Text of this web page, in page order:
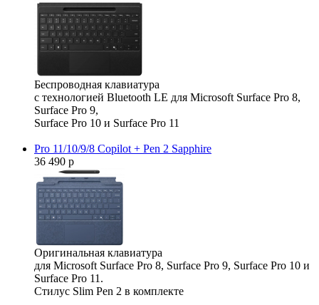
Беспроводная клавиатура
с технологией Bluetooth LE для Microsoft Surface Pro 8,
Surface Pro 9,
Surface Pro 10 и Surface Pro 11
Pro 11/10/9/8 Copilot + Pen 2 Sapphire
36 490 р
Оригинальная клавиатура
для Microsoft Surface Pro 8, Surface Pro 9, Surface Pro 10 и
Surface Pro 11.
Стилус Slim Pen 2 в комплекте